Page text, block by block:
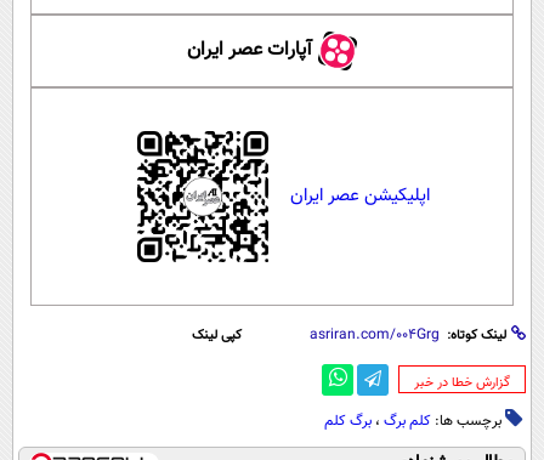
آپارات عصر ایران
اپلیکیشن عصر ایران
لینک کوتاه: کپی لینک
‌گزارش خطا در خبر
برچسب ها: کلم برگ ، برگ کلم